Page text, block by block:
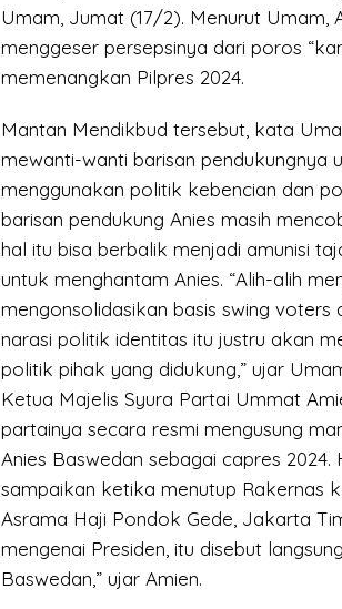
Umam, Jumat (17/2). Menurut Umam,
menggeser persepsinya dari poros
memenangkan Pilpres 2024.
Mantan Mendikbud tersebut, kata
mewanti-wanti barisan pendukungnya
menggunakan politik kebencian dan
barisan pendukung Anies masih
hal itu bisa berbalik menjadi amunisi
untuk menghantam Anies. “Alih-alih
mengonsolidasikan basis swing voters
narasi politik identitas itu justru akan
politik pihak yang didukung,” ujar
Ketua Majelis Syura Partai Ummat
partainya secara resmi mengusung
Anies Baswedan sebagai capres 2024.
sampaikan ketika menutup Rakernas
Asrama Haji Pondok Gede, Jakarta
mengenai Presiden, itu disebut
Baswedan,” ujar Amien.